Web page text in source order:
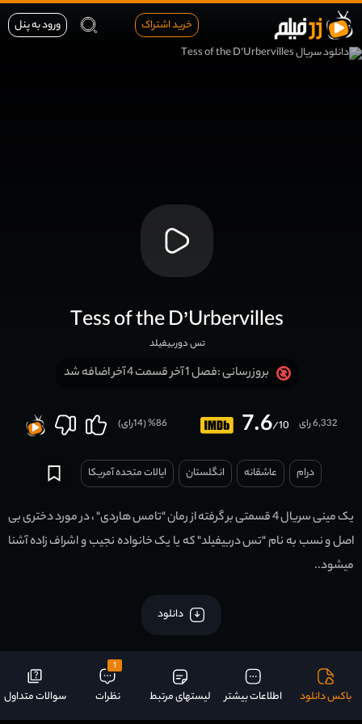
خرید اشتراک ورود به پنل
Tess of the D’Urbervilles
تس دوربیفیلد
بروزرسانی :فصل 1 آخر قسمت 4 آخر اضافه شد
7.6/10 6,332 رای 86
% (
14رای)
درام عاشقانه انگلستان ایالات متحده آمریکا
یک مینی سریال 4 قسمتی بر گرفته از رمان "تامس هاردی" ، در مورد دختری بی
اصل و نسب به نام "تس دربیفیلد" که یا یک خانواده نجیب و اشراف زاده آشنا
میشود..
دانلود
باکس دانلود اطلاعات بیشتر لیستهای مرتبط
1
نظرات سوالات متداول